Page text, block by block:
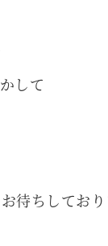
して
待ちしてお